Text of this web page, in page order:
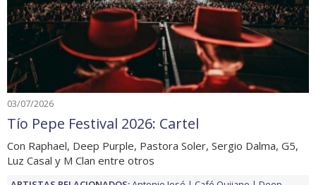
03/07/2026
Tío Pepe Festival 2026: Cartel
Con Raphael, Deep Purple, Pastora Soler, Sergio Dalma, G5,
Luz Casal y M Clan entre otros